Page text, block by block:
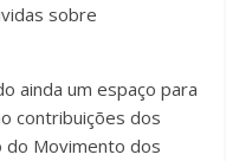
sobre
ainda um espaço para
contribuições dos
Movimento dos